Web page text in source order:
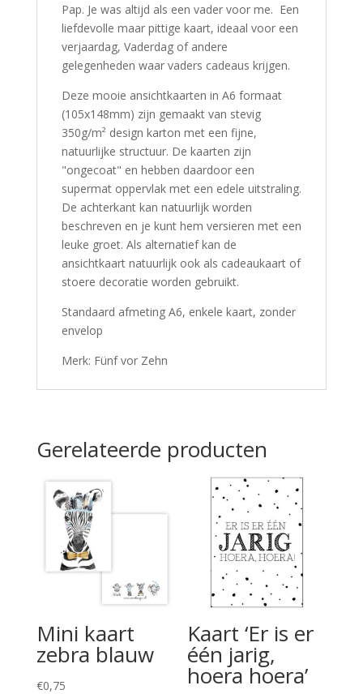
Pap. Je was altijd als een vader voor me. Een
liefdevolle maar pittige kaart, ideaal voor een
verjaardag, Vaderdag of andere
gelegenheden waar vaders cadeaus krijgen.
Deze mooie ansichtkaarten in A6 formaat
(105x148mm) zijn gemaakt van stevig
350g/m² design karton met een fijne,
natuurlijke structuur. De kaarten zijn
"ongecoat" en hebben daardoor een
supermat oppervlak met een edele uitstraling.
De achterkant kan natuurlijk worden
beschreven en je kunt hem versieren met een
leuke groet. Als alternatief kan de
ansichtkaart natuurlijk ook als cadeaukaart of
stoere decoratie worden gebruikt.
Standaard afmeting A6, enkele kaart, zonder
envelop
Merk: Fünf vor Zehn
Gerelateerde producten
Mini kaart
zebra blauw
€0,75
Kaart ‘Er is er
één jarig,
hoera hoera’